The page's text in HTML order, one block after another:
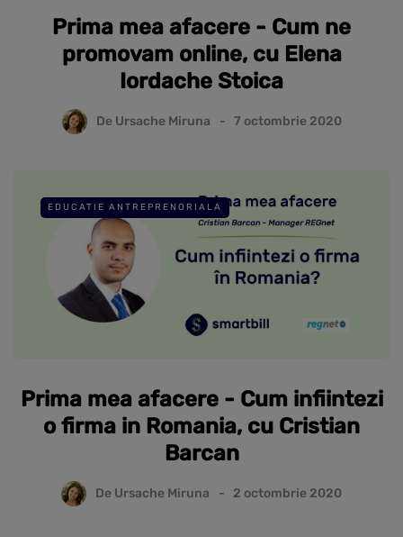
Prima mea afacere - Cum ne
promovam online, cu Elena
Iordache Stoica
De Ursache Miruna 7 octombrie 2020
EDUCATIE ANTREPRENORIALA
Prima mea afacere - Cum infiintezi
o firma in Romania, cu Cristian
Barcan
De Ursache Miruna 2 octombrie 2020